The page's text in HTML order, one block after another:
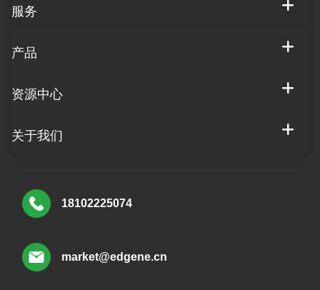
服务
产品
资源中心
关于我们
18102225074
market@edgene.cn